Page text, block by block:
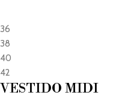
36
38
40
42
VESTIDO MIDI